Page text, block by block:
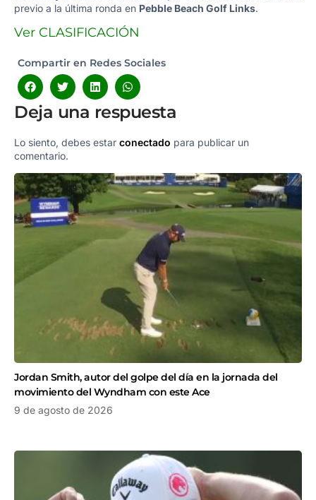
previo a la última ronda en Pebble Beach Golf Links.
Ver CLASIFICACIÓN
Compartir en Redes Sociales
Deja una respuesta
Lo siento, debes estar conectado para publicar un
comentario.
Jordan Smith, autor del golpe del día en la jornada del
movimiento del Wyndham con este Ace
9 de agosto de 2026